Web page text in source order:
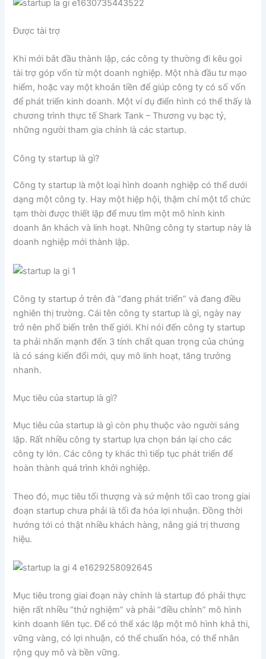
Được tài trợ
Khi mới bắt đầu thành lập, các công ty thường đi kêu gọi
tài trợ góp vốn từ một doanh nghiệp. Một nhà đầu tư mạo
hiểm, hoặc vay một khoản tiền để giúp công ty có số vốn
để phát triển kinh doanh. Một ví dụ điển hình có thể thấy là
chương trình thực tế Shark Tank – Thương vụ bạc tỷ,
những người tham gia chính là các startup.
Công ty startup là gì?
Công ty startup là một loại hình doanh nghiệp có thể dưới
dạng một công ty. Hay một hiệp hội, thậm chí một tổ chức
tạm thời được thiết lập để mưu tìm một mô hình kinh
doanh ăn khách và linh hoạt. Những công ty startup này là
doanh nghiệp mới thành lập.
Công ty startup ở trên đà “đang phát triển” và đang điều
nghiên thị trường. Cái tên công ty startup là gì, ngày nay
trở nên phổ biến trên thế giới. Khi nói đến công ty startup
ta phải nhấn mạnh đến 3 tính chất quan trọng của chúng
là có sáng kiến đổi mới, quy mô linh hoạt, tăng trưởng
nhanh.
Mục tiêu của startup là gì?
Mục tiêu của startup là gì còn phụ thuộc vào người sáng
lập. Rất nhiều công ty startup lựa chọn bán lại cho các
công ty lớn. Các công ty khác thì tiếp tục phát triển để
hoàn thành quá trình khởi nghiệp.
Theo đó, mục tiêu tối thượng và sứ mệnh tối cao trong giai
đoạn startup chưa phải là tối đa hóa lợi nhuận. Đồng thời
hướng tới có thật nhiều khách hàng, nâng giá trị thương
hiệu.
Mục tiêu trong giai đoạn này chính là startup đó phải thực
hiện rất nhiều “thử nghiệm” và phải “điều chỉnh” mô hình
kinh doanh liên tục. Để có thể xác lập một mô hình khả thi,
vững vàng, có lợi nhuận, có thể chuẩn hóa, có thể nhân
rộng quy mô và bền vững.